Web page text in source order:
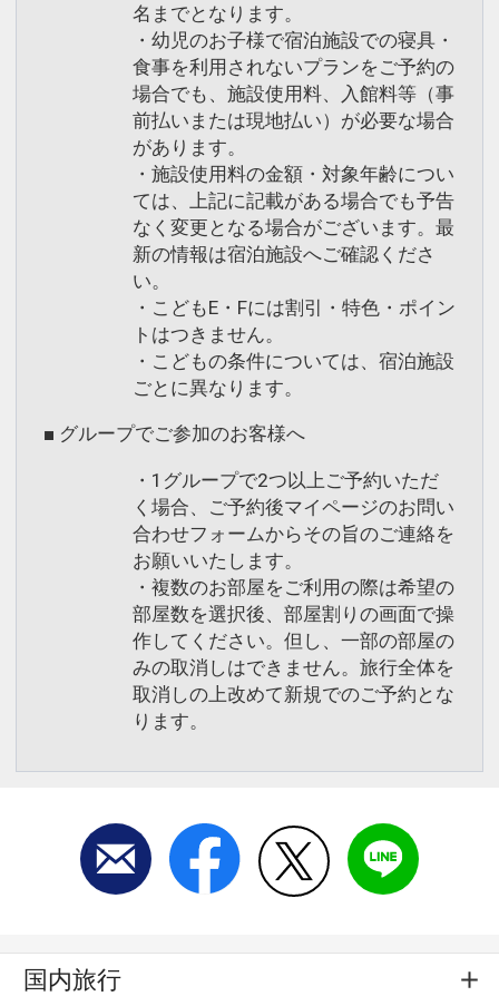
名までとなります。
・幼児のお子様で宿泊施設での寝具・
食事を利用されないプランをご予約の
場合でも、施設使用料、入館料等（事
前払いまたは現地払い）が必要な場合
があります。
・施設使用料の金額・対象年齢につい
ては、上記に記載がある場合でも予告
なく変更となる場合がございます。最
新の情報は宿泊施設へご確認くださ
い。
・こどもE・Fには割引・特色・ポイン
トはつきません。
・こどもの条件については、宿泊施設
ごとに異なります。
■ グループでご参加のお客様へ
・1グループで2つ以上ご予約いただ
く場合、ご予約後マイページのお問い
合わせフォームからその旨のご連絡を
お願いいたします。
・複数のお部屋をご利用の際は希望の
部屋数を選択後、部屋割りの画面で操
作してください。但し、一部の部屋の
みの取消しはできません。旅行全体を
取消しの上改めて新規でのご予約とな
ります。
国内旅行